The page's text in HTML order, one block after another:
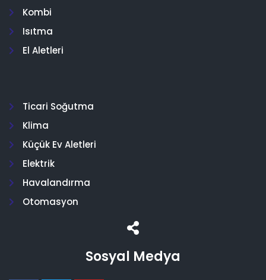
Kombi
Isıtma
El Aletleri
Ticari Soğutma
Klima
Küçük Ev Aletleri
Elektrik
Havalandırma
Otomasyon
Sosyal Medya